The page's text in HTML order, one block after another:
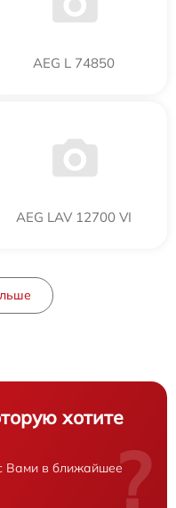
AEG L 74850
AEG LAV 12700 VI
хотите
Вами в ближайшее?